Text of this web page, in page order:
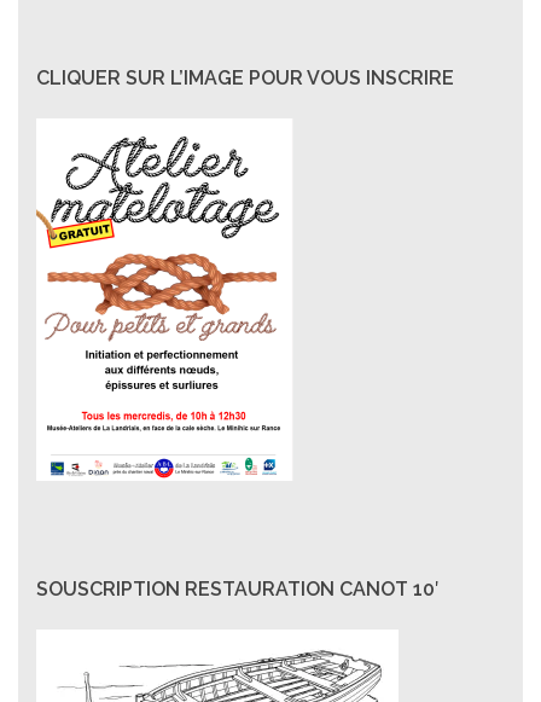
CLIQUER SUR L’IMAGE POUR VOUS INSCRIRE
SOUSCRIPTION RESTAURATION CANOT 10′